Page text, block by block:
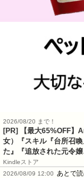
2026/08/20 まで！
[PR]
【最大65%OFF
女）『スキル『台所召
た』『追放された元令
Kindleストア
2026/08/09 12:00
あとで